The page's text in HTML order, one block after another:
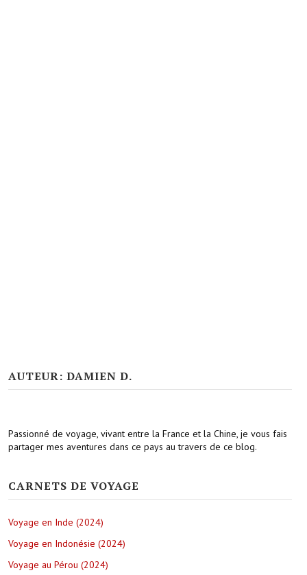
AUTEUR: DAMIEN D.
Passionné de voyage, vivant entre la France et la Chine, je vous fais
partager mes aventures dans ce pays au travers de ce blog.
CARNETS DE VOYAGE
Voyage en Inde (2024)
Voyage en Indonésie (2024)
Voyage au Pérou (2024)